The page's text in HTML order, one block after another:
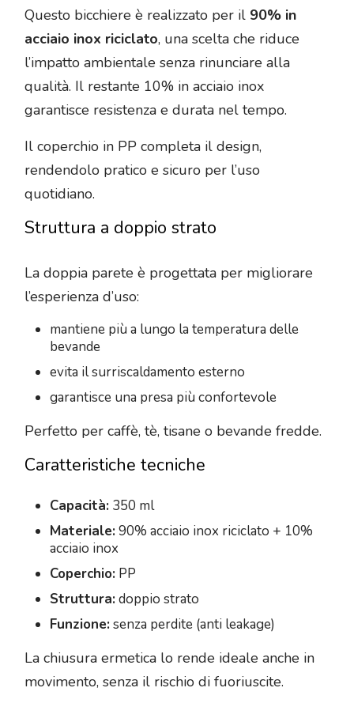
Questo bicchiere è realizzato per il 90% in
acciaio inox riciclato, una scelta che riduce
l’impatto ambientale senza rinunciare alla
qualità. Il restante 10% in acciaio inox
garantisce resistenza e durata nel tempo.
Il coperchio in PP completa il design,
rendendolo pratico e sicuro per l’uso
quotidiano.
Struttura a doppio strato
La doppia parete è progettata per migliorare
l’esperienza d’uso:
mantiene più a lungo la temperatura delle
bevande
evita il surriscaldamento esterno
garantisce una presa più confortevole
Perfetto per caffè, tè, tisane o bevande fredde.
Caratteristiche tecniche
Capacità: 350 ml
Materiale: 90% acciaio inox riciclato + 10%
acciaio inox
Coperchio: PP
Struttura: doppio strato
Funzione: senza perdite (anti leakage)
La chiusura ermetica lo rende ideale anche in
movimento, senza il rischio di fuoriuscite.